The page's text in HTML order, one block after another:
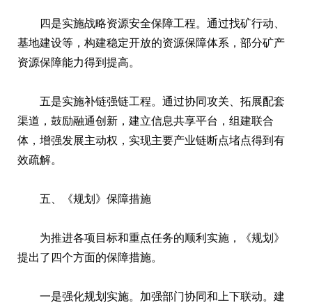
四是实施战略资源安全保障工程。通过找矿行动、
基地建设等，构建稳定开放的资源保障体系，部分矿产
资源保障能力得到提高。
五是实施补链强链工程。通过协同攻关、拓展配套
渠道，鼓励融通创新，建立信息共享平台，组建联合
体，增强发展主动权，实现主要产业链断点堵点得到有
效疏解。
五、《规划》保障措施
为推进各项目标和重点任务的顺利实施，《规划》
提出了四个方面的保障措施。
一是强化规划实施。加强部门协同和上下联动。建